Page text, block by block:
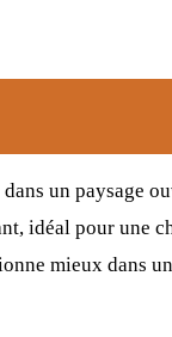
un
idéal pour une
mieux dans